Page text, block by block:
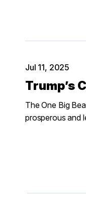
Jul 11, 2025
Trump’s
The One Big
prosperous and